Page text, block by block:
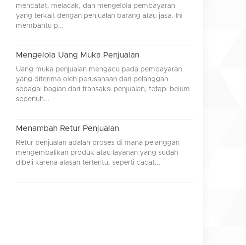
mencatat, melacak, dan mengelola pembayaran
yang terkait dengan penjualan barang atau jasa. Ini
membantu p...
Mengelola Uang Muka Penjualan
Uang muka penjualan mengacu pada pembayaran
yang diterima oleh perusahaan dari pelanggan
sebagai bagian dari transaksi penjualan, tetapi belum
sepenuh...
Menambah Retur Penjualan
Retur penjualan adalah proses di mana pelanggan
mengembalikan produk atau layanan yang sudah
dibeli karena alasan tertentu, seperti cacat...